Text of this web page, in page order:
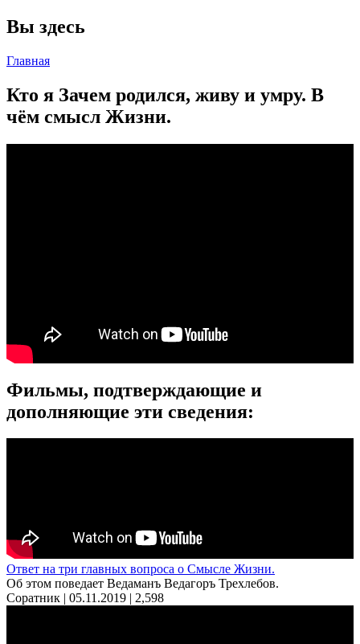
Вы здесь
Главная
Кто я Зачем родился, живу и умру. В
чём смысл Жизни.
Фильмы, подтверждающие и
дополняющие эти сведения:
Ответ на три главных вопроса о Смысле Жизни.
Об этом поведает Ведаманъ Ведагоръ Треxлебов.
Соратник | 05.11.2019 | 2,598